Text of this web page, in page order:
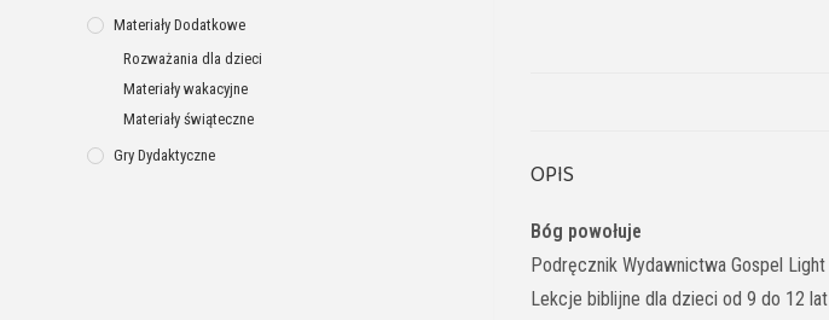
OPIS
Bóg powołuje
Podręcznik Wydawnictwa Gospel Light
Lekcje biblijne dla dzieci od 9 do 12 lat
Materiały Dodatkowe
Rozważania dla dzieci
Materiały wakacyjne
Materiały świąteczne
Gry Dydaktyczne